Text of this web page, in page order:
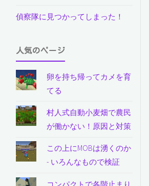
偵察隊に見つかってしまった！
人気のページ
卵を持ち帰ってカメを育
てる
村人式自動小麦畑で農民
が働かない！原因と対策
この上にMOBは湧くのか
- いろんなもので検証
コンパクトで各階止まり